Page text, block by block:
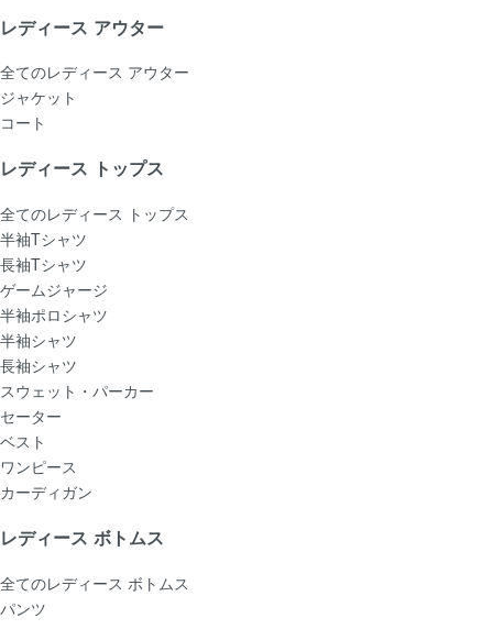
レディース アウター
全てのレディース アウター
ジャケット
コート
レディース トップス
全てのレディース トップス
半袖Tシャツ
長袖Tシャツ
ゲームジャージ
半袖ポロシャツ
半袖シャツ
長袖シャツ
スウェット・パーカー
セーター
ベスト
ワンピース
カーディガン
レディース ボトムス
全てのレディース ボトムス
パンツ